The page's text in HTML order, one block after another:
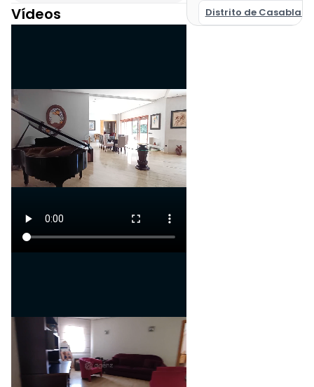
Correcto
Sureste
Garaje
Calentador solar de agua
Vídeos
Distrito de